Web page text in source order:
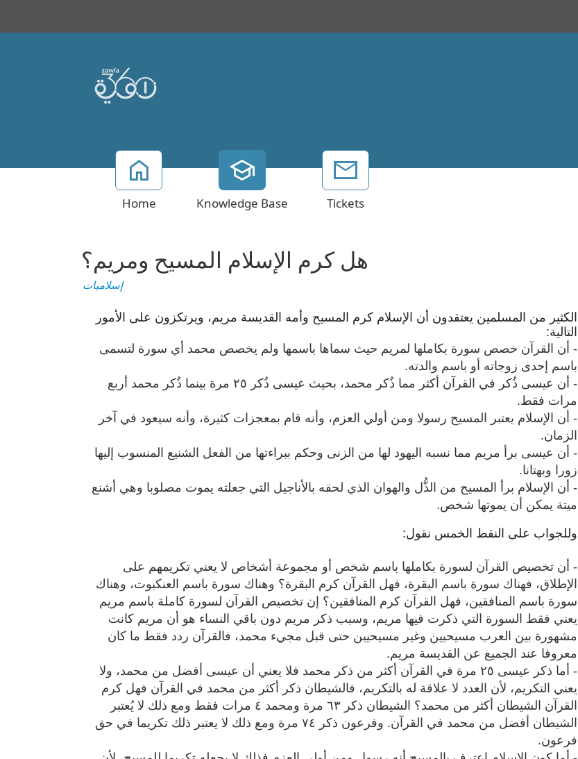
Home Knowledge Base Tickets
هل كرم الإسلام المسيح ومريم؟
إسلاميات
الكثير من المسلمين يعتقدون أن الإسلام كرم المسيح وأمه القديسة مريم، ويرتكزون على الأمور
التالية:
- أن القرآن خصص سورة بكاملها لمريم حيث سماها باسمها ولم يخصص محمد أي سورة لتسمى
باسم إحدى زوجاته أو باسم والدته.
- أن عيسى ذُكر في القرآن أكثر مما ذُكر محمد، بحيث عيسى ذُكر ٢٥ مرة بينما ذُكر محمد أربع
مرات فقط.
- أن الإسلام يعتبر المسيح رسولا ومن أولي العزم، وأنه قام بمعجزات كثيرة، وأنه سيعود في آخر
الزمان.
- أن عيسى برأ مريم مما نسبه اليهود لها من الزنى وحكم ببراءتها من الفعل الشنيع المنسوب إليها
زورا وبهتانا.
- أن الإسلام برأ المسيح من الذُّل والهوان الذي لحقه بالأناجيل التي جعلته يموت مصلوبا وهي أشنع
ميتة يمكن أن يموتها شخص.
وللجواب على النقط الخمس نقول:
- أن تخصيص القرآن لسورة بكاملها باسم شخص أو مجموعة أشخاص لا يعني تكريمهم على
الإطلاق، فهناك سورة باسم البقرة، فهل القرآن كرم البقرة؟ وهناك سورة باسم العنكبوت، وهناك
سورة باسم المنافقين، فهل القرآن كرم المنافقين؟ إن تخصيص القرآن لسورة كاملة باسم مريم
يعني فقط السورة التي ذكرت فيها مريم، وسبب ذكر مريم دون باقي النساء هو أن مريم كانت
مشهورة بين العرب مسيحيين وغير مسيحيين حتى قبل مجيء محمد، فالقرآن ردد فقط ما كان
معروفا عند الجميع عن القديسة مريم.
- أما ذكر عيسى ٢٥ مرة في القرآن أكثر من ذكر محمد فلا يعني أن عيسى أفضل من محمد، ولا
يعني التكريم، لأن العدد لا علاقة له بالتكريم، فالشيطان ذكر أكثر من محمد في القرآن فهل كرم
القرآن الشيطان أكثر من محمد؟ الشيطان ذكر ٦٣ مرة ومحمد ٤ مرات فقط ومع ذلك لا يُعتبر
الشيطان أفضل من محمد في القرآن. وفرعون ذكر ٧٤ مرة ومع ذلك لا يعتبر ذلك تكريما في حق
فرعون.